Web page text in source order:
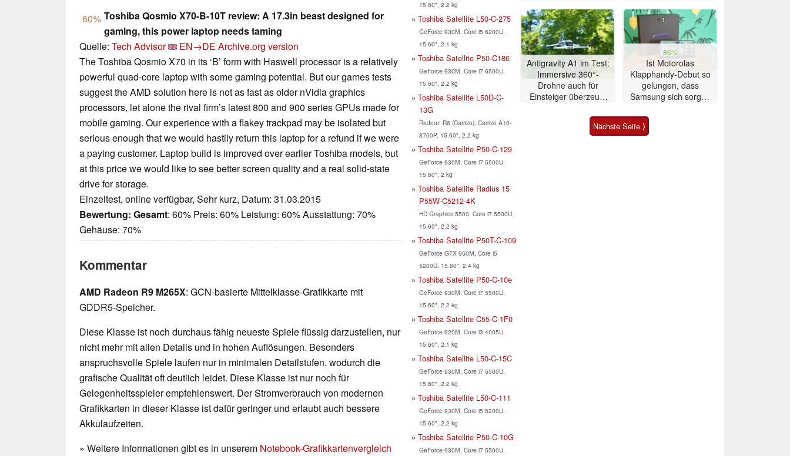
60% Toshiba Qosmio X70-B-10T review: A 17.3in beast designed for
gaming, this power laptop needs taming
Quelle: Tech Advisor EN→DE Archive.org version
The Toshiba Qosmio X70 in its ‘B’ form with Haswell processor is a relatively
powerful quad-core laptop with some gaming potential. But our games tests
suggest the AMD solution here is not as fast as older nVidia graphics
processors, let alone the rival firm’s latest 800 and 900 series GPUs made for
mobile gaming. Our experience with a flakey trackpad may be isolated but
serious enough that we would hastily return this laptop for a refund if we were
a paying customer. Laptop build is improved over earlier Toshiba models, but
at this price we would like to see better screen quality and a real solid-state
drive for storage.
Einzeltest, online verfügbar, Sehr kurz, Datum: 31.03.2015
Bewertung: Gesamt: 60% Preis: 60% Leistung: 60% Ausstattung: 70%
Gehäuse: 70%
Kommentar
AMD Radeon R9 M265X: GCN-basierte Mittelklasse-Grafikkarte mit
GDDR5-Speicher.
Diese Klasse ist noch durchaus fähig neueste Spiele flüssig darzustellen, nur
nicht mehr mit allen Details und in hohen Auflösungen. Besonders
anspruchsvolle Spiele laufen nur in minimalen Detailstufen, wodurch die
grafische Qualität oft deutlich leidet. Diese Klasse ist nur noch für
Gelegenheitsspieler empfehlenswert. Der Stromverbrauch von modernen
Grafikkarten in dieser Klasse ist dafür geringer und erlaubt auch bessere
Akkulaufzeiten.
» Weitere Informationen gibt es in unserem Notebook-Grafikkartenvergleich
15.60", 2.2 kg
Toshiba Satellite L50-C-275
GeForce 930M, Core i5 6200U,
15.60", 2.1 kg
Toshiba Satellite P50-C186
GeForce 930M, Core i7 6500U,
15.60", 2.2 kg
Toshiba Satellite L50D-C-
13G
Radeon R6 (Carrizo), Carrizo A10-
8700P, 15.60", 2.2 kg
Toshiba Satellite P50-C-129
GeForce 930M, Core i7 5500U,
15.60", 2 kg
Toshiba Satellite Radius 15
P55W-C5212-4K
HD Graphics 5500, Core i7 5500U,
15.60", 2.2 kg
Toshiba Satellite P50T-C-109
GeForce GTX 950M, Core i5
5200U, 15.60", 2.4 kg
Toshiba Satellite P50-C-10e
GeForce 930M, Core i7 5500U,
15.60", 2.2 kg
Toshiba Satellite C55-C-1F0
GeForce 920M, Core i3 4005U,
15.60", 2.1 kg
Toshiba Satellite L50-C-15C
GeForce 930M, Core i7 5500U,
15.60", 2.2 kg
Toshiba Satellite L50-C-111
GeForce 930M, Core i5 5200U,
15.60", 2.2 kg
Toshiba Satellite P50-C-10G
GeForce 930M, Core i7 5500U,
Antigravity A1 im Test:
Immersive 360°-
Drohne auch für
Einsteiger überzeugt
86%
Ist Motorolas
Klapphandy-Debut so
gelungen, dass
Samsung sich sorgen
Smartphone im Test
Nächste Seite ⟩